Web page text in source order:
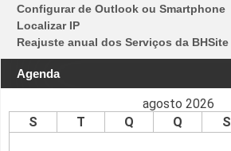
Configurar de Outlook ou Smartphone
Localizar IP
Reajuste anual dos Serviços da BHSite
Agenda
agosto 2026
S
T Q Q S